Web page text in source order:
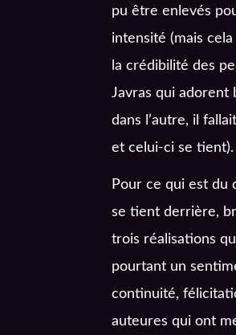
pu être enlevés
intensité (mais
la crédibilité des
Javras qui adorent
dans l’autre, il
et celui-ci se tient).
Pour ce qui est du
se tient derrière,
trois réalisations
pourtant un
continuité,
auteures qui ont